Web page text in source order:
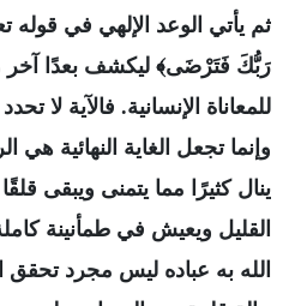
ثم يأتي الوعد الإلهي في
رَبُّكَ فَتَرْضَى﴾ ليكشف بعدًا آخر
للمعاناة الإنسانية. فالآية لا
وإنما تجعل الغاية النهائية هي
ينال كثيرًا مما يتمنى ويبقى
القليل ويعيش في طمأنينة
الله به عباده ليس مجرد تحقق